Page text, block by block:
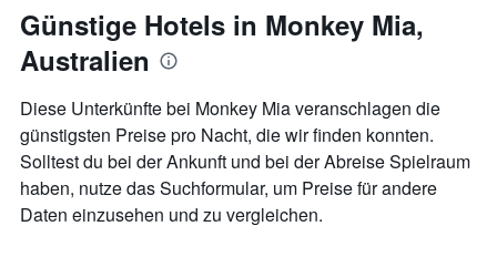
Zimmerpreis
anzeigt.
jeweiligen
Wochentag.
Das
Diagramm
1
X-
Achse,
die
die
Wochentage
Günstige Hotels in Monkey Mia,
Australien
Diese Unterkünfte bei Monkey Mia veranschlagen die
günstigsten Preise pro Nacht, die wir finden konnten.
Solltest du bei der Ankunft und bei der Abreise Spielraum
haben, nutze das Suchformular, um Preise für andere
Daten einzusehen und zu vergleichen.